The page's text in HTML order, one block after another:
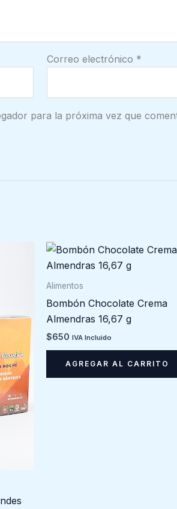
Correo electrónico *
para la próxima vez que
Alimentos
Bombón Chocolate Crema
Almendras 16,67 g
$650 IVA Incluido
AGREGAR AL CARRITO